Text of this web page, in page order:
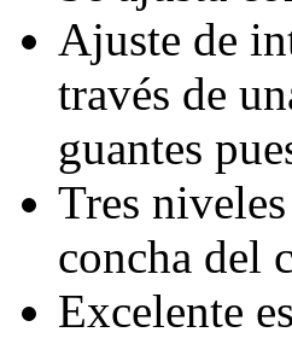
Ajuste de
través de
guantes
Tres
concha del
Excelente